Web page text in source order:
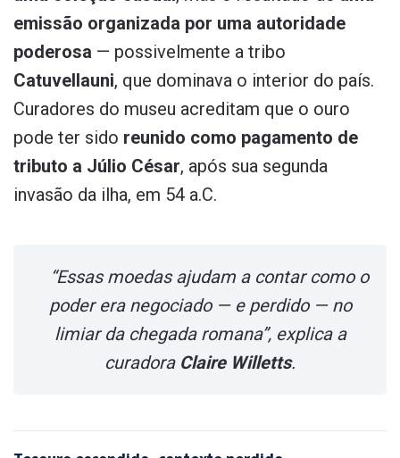
emissão organizada por uma autoridade
poderosa — possivelmente a tribo
Catuvellauni, que dominava o interior do país.
Curadores do museu acreditam que o ouro
pode ter sido reunido como pagamento de
tributo a Júlio César, após sua segunda
invasão da ilha, em 54 a.C.
“Essas moedas ajudam a contar como o
poder era negociado — e perdido — no
limiar da chegada romana”, explica a
curadora Claire Willetts.